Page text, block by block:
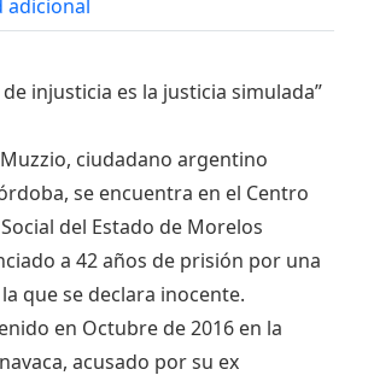
adicional
injusticia es la justicia simulada”
ciudadano argentino
se encuentra en el Centro
del Estado de Morelos
a 42 años de prisión por una
que se declara inocente.
en Octubre de 2016 en la
acusado por su ex